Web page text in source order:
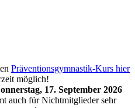
Präventionsgymnastik-Kurs hier
möglich!
17. September 2026
auch für Nichtmitglieder sehr